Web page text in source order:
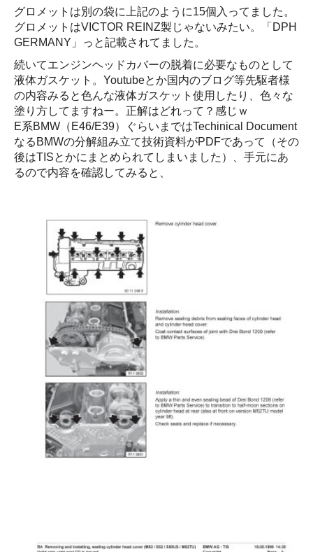
グロメットは別の袋に上記のように15個入ってました。
グロメットはVICTOR REINZ製じゃないみたい。「DPH
GERMANY」っと記載されてました。
続いてエンジンヘッドカバーの脱着に必要なものとして
液体ガスケット。Youtubeとか国内のブログ等先駆者様
の内容みると色んな液体ガスケット使用したり、色々な
塗り方してますねー。正解はどれって？感じｗ
E系BMW（E46/E39）ぐらいまではTechinical Document
なるBMWの分解組み立て技術資料がPDFであって（その
後はTISとかにまとめられてしまいました）、手元にあ
るので内容を確認してみると、